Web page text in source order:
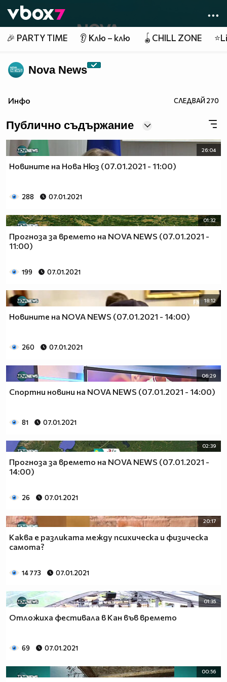
👾
🎉 PARTY TIME 👂 Клю – клю 🪀CHILL ZONE
Nova News
Инфо СЛЕДВАЙ270
Публично съдържание
26:04
Новините на Нова Нюз (07.01.2021 - 11:00)
288 07.01.2021
01:32
Прогноза за времето на NOVA NEWS (07.01.2021 -
11:00)
199 07.01.2021
18:12
Новините на NOVA NEWS (07.01.2021 - 14:00)
260 07.01.2021
06:29
Спортни новини на NOVA NEWS (07.01.2021 - 14:00)
81 07.01.2021
02:39
Прогноза за времето на NOVA NEWS (07.01.2021 -
14:00)
26 07.01.2021
20:17
Каква е разликата между психическа и физическа
самота?
14 773 07.01.2021
01:35
Отложиха фестивала в Кан във времето
69 07.01.2021
00:56